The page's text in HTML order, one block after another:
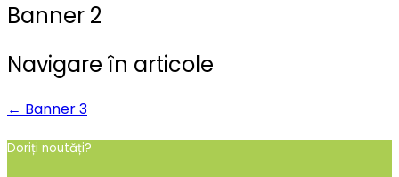
Banner 2
Navigare în articole
← Banner 3
Doriți noutăți?